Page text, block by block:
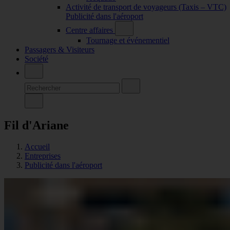
Activité de transport de voyageurs (Taxis – VTC)
Publicité dans l'aéroport
Centre affaires
Tournage et événementiel
Passagers & Visiteurs
Société
Fil d'Ariane
Accueil
Entreprises
Publicité dans l'aéroport